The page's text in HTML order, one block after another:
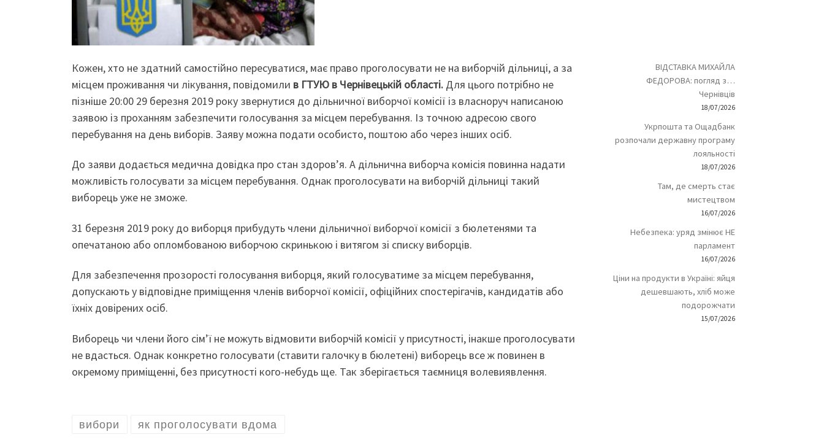
Кожен, хто не здатний самостійно пересуватися, має право проголосувати не на виборчій дільниці, а за
місцем проживання чи лікування, повідомили в ГТУЮ в Чернівецькій області. Для цього потрібно не
пізніше 20:00 29 березня 2019 року звернутися до дільничної виборчої комісії із власноруч написаною
заявою із проханням забезпечити голосування за місцем перебування. Із точною адресою свого
перебування на день виборів. Заяву можна подати особисто, поштою або через інших осіб.
До заяви додається медична довідка про стан здоров’я. А дільнична виборча комісія повинна надати
можливість голосувати за місцем перебування. Однак проголосувати на виборчій дільниці такий
виборець уже не зможе.
31 березня 2019 року до виборця прибудуть члени дільничної виборчої комісії з бюлетенями та
опечатаною або опломбованою виборчою скринькою і витягом зі списку виборців.
Для забезпечення прозорості голосування виборця, який голосуватиме за місцем перебування,
допускають у відповідне приміщення членів виборчої комісії, офіційних спостерігачів, кандидатів або
їхніх довірених осіб.
Виборець чи члени його сім’ї не можуть відмовити виборчій комісії у присутності, інакше проголосувати
не вдасться. Однак конкретно голосувати (ставити галочку в бюлетені) виборець все ж повинен в
окремому приміщенні, без присутності кого-небудь ще. Так зберігається таємниця волевиявлення.
вибори як проголосувати вдома
ВІДСТАВКА МИХАЙЛА
ФЕДОРОВА: погляд з…
Чернівців
18/07/2026
Укрпошта та Ощадбанк
розпочали державну програму
лояльності
18/07/2026
Там, де смерть стає
мистецтвом
16/07/2026
Небезпека: уряд змінює НЕ
парламент
16/07/2026
Ціни на продукти в Україні: яйця
дешевшають, хліб може
подорожчати
15/07/2026